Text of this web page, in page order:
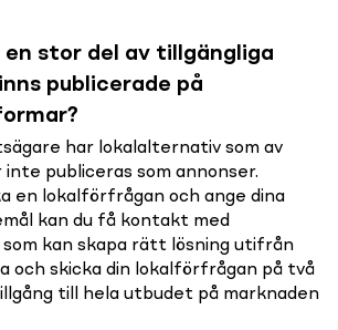
stor del av tillgängliga
publicerade på
har lokalalternativ som av
inte publiceras som annonser.
en lokalförfrågan och ange dina
kan du få kontakt med
kan skapa rätt lösning utifrån
och skicka din lokalförfrågan på två
till hela utbudet på marknaden